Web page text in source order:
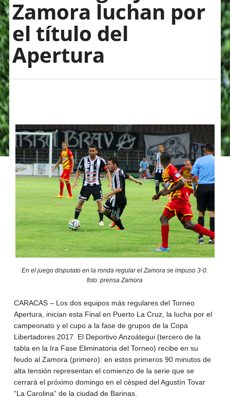
Zamora luchan por
el título del
Apertura
En el juego disputato en la ronda regular el Zamora se impuso 3-0.
foto: prensa Zamora
CARACAS – Los dos equipos más regulares del Torneo
Apertura, inician esta Final en Puerto La Cruz, la lucha por el
campeonato y el cupo a la fase de grupos de la Copa
Libertadores 2017. El Deportivo Anzoátegui (tercero de la
tabla en la Ira Fase Eliminatoria del Torneo) recibe en su
feudo al Zamora (primero): en estos primeros 90 minutos de
alta tensión representan el comienzo de la serie que se
cerrará el próximo domingo en el césped del Agustín Tovar
“La Carolina” de la ciudad de Barinas.